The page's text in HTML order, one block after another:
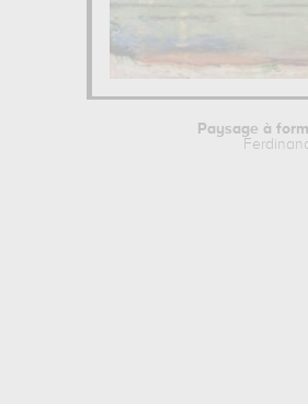
Paysage à